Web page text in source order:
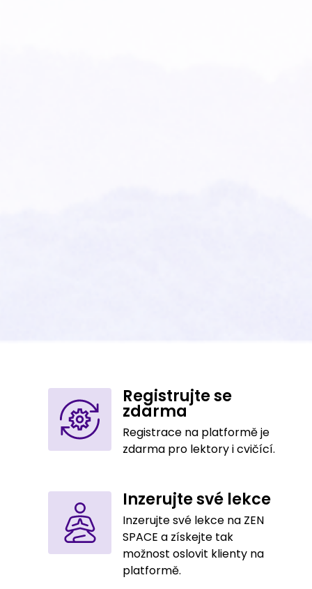
Registrujte se
zdarma
Registrace na platformě je
zdarma pro lektory i cvičící.
Inzerujte své lekce
Inzerujte své lekce na ZEN
SPACE a získejte tak
možnost oslovit klienty na
platformě.